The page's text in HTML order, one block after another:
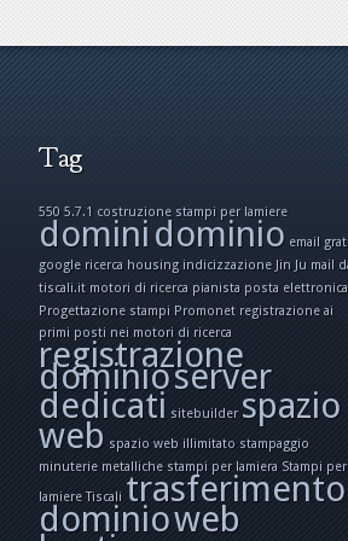
Tag
550 5.7.1 costruzione stampi per lamiere
dominidominio email
google ricerca housing indicizzazione Jin Ju mail
tiscali.it motori di ricerca pianista posta elettronica
Progettazione stampi Promonet registrazione ai
primi posti nei motori di ricerca
registrazione
dominioserver
dedicati sitebuilder spazio
web spazio web illimitato stampaggio
minuterie metalliche stampi per lamiera Stampi per
lamiere Tiscali trasferimento
dominioweb